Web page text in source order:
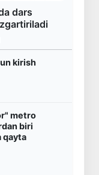
dars
kirish
metro
biri
qayta